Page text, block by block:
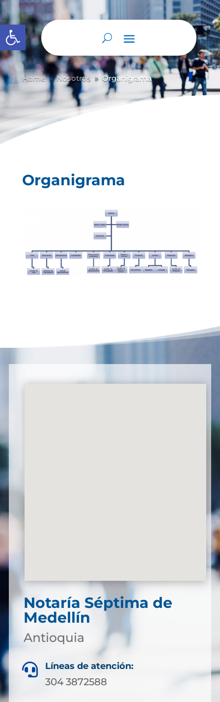
Abrir barra de herramientas
Home 9 Nosotros 9 Organigrama
Organigrama
Notaría Séptima de
Medellín
Antioquia
 Líneas de atención:
304 3872588